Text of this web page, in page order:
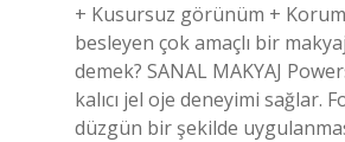
+ Kusursuz görünüm +
besleyen çok amaçlı bir
demek? SANAL MAKYAJ
kalıcı jel oje deneyimi
düzgün bir şekilde